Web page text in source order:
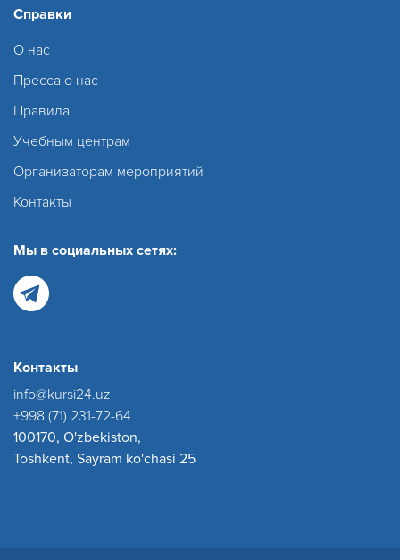
Справки
О нас
Пресса о нас
Правила
Учебным центрам
Организаторам мероприятий
Контакты
Мы в социальных сетях:
Контакты
info@kursi24.uz
+998 (71) 231-72-64
100170, O'zbekiston,
Toshkent, Sayram ko'chasi 25